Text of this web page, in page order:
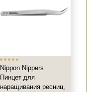
Nippon Nippers
Пинцет для
наращивания ресниц,